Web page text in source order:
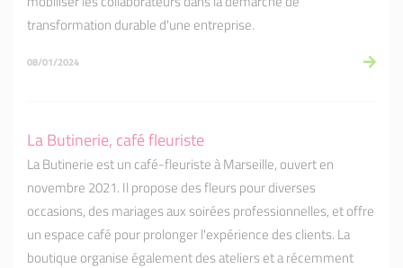
transformation durable d'une entreprise.
08/01/2024
La Butinerie, café fleuriste
La Butinerie est un café-fleuriste à Marseille, ouvert en
novembre 2021. Il propose des fleurs pour diverses
occasions, des mariages aux soirées professionnelles, et offre
un espace café pour prolonger l'expérience des clients. La
boutique organise également des ateliers et a récemment